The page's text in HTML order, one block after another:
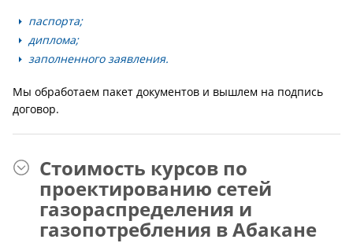
паспорта;
диплома;
заполненного заявления.
Мы обработаем пакет документов и вышлем на подпись
договор.
Стоимость курсов по
проектированию сетей
газораспределения и
газопотребления в Абакане